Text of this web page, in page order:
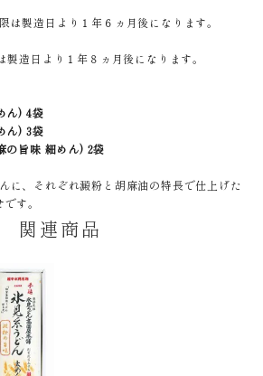
は製造日より１年６ヵ月後になります。
造日より１年８ヵ月後になります。
ん) 4袋
ん) 3袋
の旨味 細めん) 2袋
に、それぞれ澱粉と胡麻油の特長で仕上げた
す。
関連商品